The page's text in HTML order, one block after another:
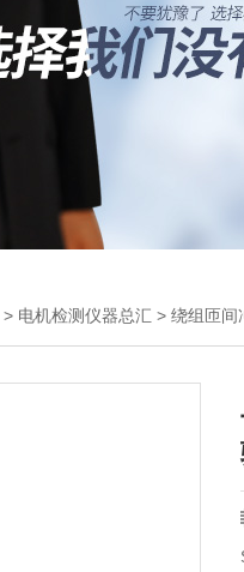
> 电机检测仪器总汇 > 绕组匝间